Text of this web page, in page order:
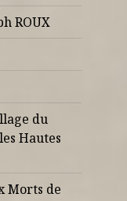
ROUX
du
Hautes
Morts de